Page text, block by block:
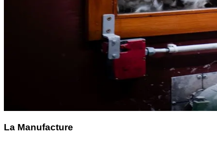
La Manufacture